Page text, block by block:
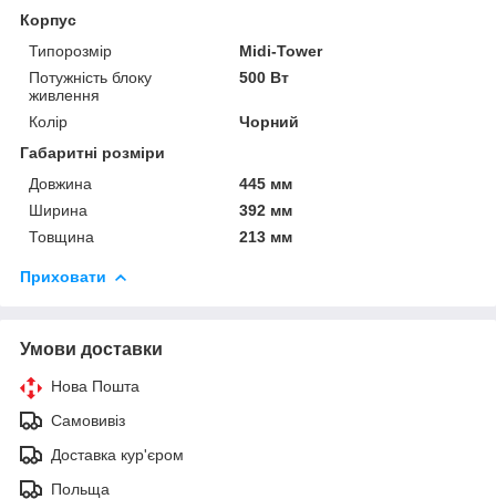
Корпус
Типорозмір
Midi-Tower
Потужність блоку
живлення
500 Вт
Колір
Чорний
Габаритні розміри
Довжина
445 мм
Ширина
392 мм
Товщина
213 мм
Приховати
Умови доставки
Нова Пошта
Самовивіз
Доставка кур'єром
Польща